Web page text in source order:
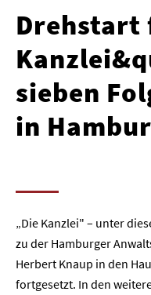
Drehstart
sieben
in
„Die Kanzlei" – unter
zu der Hamburger
Herbert Knaup in den
fortgesetzt. In den